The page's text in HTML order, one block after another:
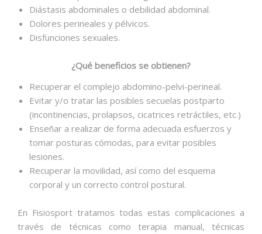
Diástasis abdominales o debilidad abdominal.
Dolores perineales y pélvicos.
Disfunciones sexuales.
¿Qué beneficios se obtienen?
Recuperar el complejo abdomino-pelvi-perineal.
Evitar y/o tratar las posibles secuelas postparto
(incontinencias, prolapsos, cicatrices retráctiles, etc.)
Enseñar a realizar de forma adecuada esfuerzos y
tomar posturas cómodas, para evitar posibles
lesiones.
Recuperar la movilidad, así como del esquema
corporal y un correcto control postural.
En Fisiosport tratamos todas estas complicaciones a
través de técnicas como terapia manual, técnicas